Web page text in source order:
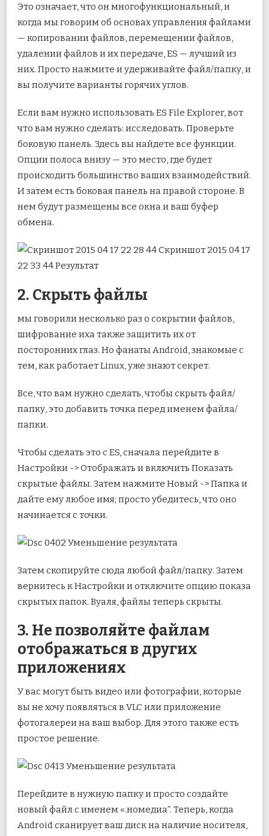
Это означает, что он многофункциональный, и
когда мы говорим об основах управления файлами
— копировании файлов, перемещении файлов,
удалении файлов и их передаче, ES — лучший из
них. Просто нажмите и удерживайте файл/папку, и
вы получите варианты горячих углов.
Если вам нужно использовать ES File Explorer, вот
что вам нужно сделать: исследовать. Проверьте
боковую панель. Здесь вы найдете все функции.
Опции полоса внизу — это место, где будет
происходить большинство ваших взаимодействий.
И затем есть боковая панель на правой стороне. В
нем будут размещены все окна и ваш буфер
обмена.
2. Скрыть файлы
мы говорили несколько раз о сокрытии файлов,
шифрование иха также защитить их от
посторонних глаз. Но фанаты Android, знакомые с
тем, как работает Linux, уже знают секрет.
Все, что вам нужно сделать, чтобы скрыть файл/
папку, это добавить точка перед именем файла/
папки.
Чтобы сделать это с ES, сначала перейдите в
Настройки -> Отображать и включить Показать
скрытые файлы. Затем нажмите Новый -> Папка и
дайте ему любое имя; просто убедитесь, что оно
начинается с точки.
Затем скопируйте сюда любой файл/папку. Затем
вернитесь к Настройки и отключите опцию показа
скрытых папок. Вуаля, файлы теперь скрыты.
3. Не позволяйте файлам
отображаться в других
приложениях
У вас могут быть видео или фотографии, которые
вы не хочу появляться в VLC или приложение
фотогалереи на ваш выбор. Для этого также есть
простое решение.
Перейдите в нужную папку и просто создайте
новый файл с именем «.номедиа”. Теперь, когда
Android сканирует ваш диск на наличие носителя,